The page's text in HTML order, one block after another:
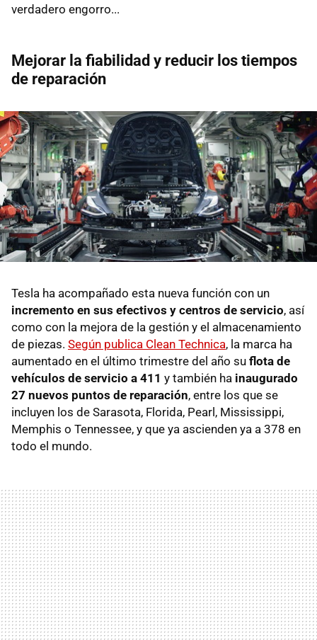
verdadero engorro...
Mejorar la fiabilidad y reducir los tiempos
de reparación
Tesla ha acompañado esta nueva función con un
incremento en sus efectivos y centros de servicio, así
como con la mejora de la gestión y el almacenamiento
de piezas. Según publica Clean Technica, la marca ha
aumentado en el último trimestre del año su flota de
vehículos de servicio a 411 y también ha inaugurado
27 nuevos puntos de reparación, entre los que se
incluyen los de Sarasota, Florida, Pearl, Mississippi,
Memphis o Tennessee, y que ya ascienden ya a 378 en
todo el mundo.